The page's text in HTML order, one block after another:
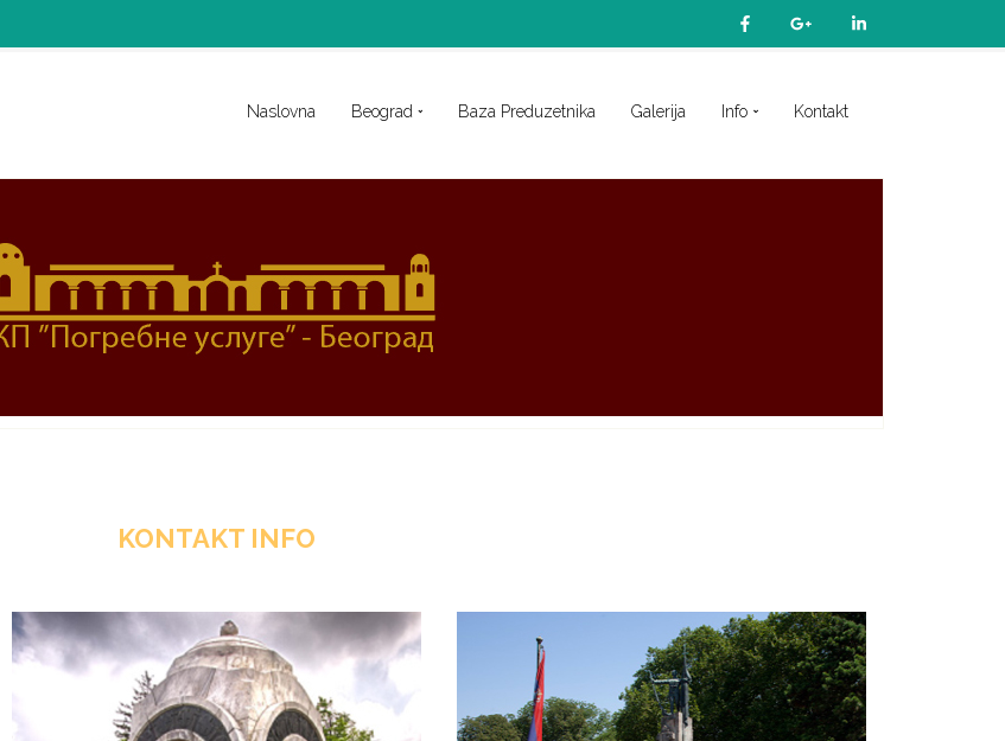
Naslovna Beograd Baza Preduzetnika Galerija Info Kontakt
KONTAKT INFO